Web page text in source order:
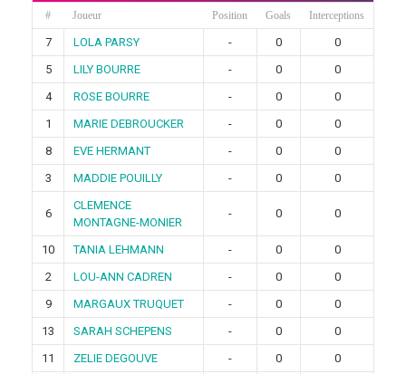
# Joueur Position Goals Interceptions
7 LOLA PARSY - 0
0
5
LILY BOURRE - 0
0
4
ROSE BOURRE - 0
0
1
MARIE DEBROUCKER - 0
0
8
EVE HERMANT - 0
0
3
MADDIE POUILLY - 0 0
6
CLEMENCE
MONTAGNE-MONIER
- 0 0
10 TANIA LEHMANN - 0
0
2
LOU-ANN CADREN - 0
0
9
MARGAUX TRUQUET - 0
0
13
SARAH SCHEPENS - 0
0
11
ZELIE DEGOUVE - 0
0